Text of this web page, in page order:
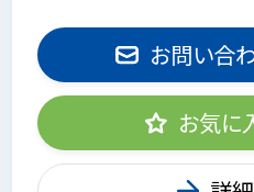
お問い合
お気に